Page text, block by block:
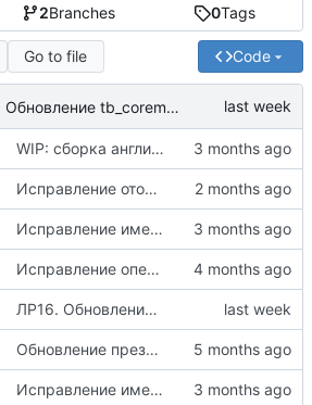
2Branches 0Tags
Go to file Code
ЛР16. Обновление tb_coremark
WIP: сборка английской версии mdbook
Исправление отображения svg ( #164
Исправление имени модуля в примере common mistakes
Исправление опечаток в документе "What is HDL"
ЛР16. Обновление tb_coremark
Обновление презентаций лекций
Исправление имени модуля в примере FAQ